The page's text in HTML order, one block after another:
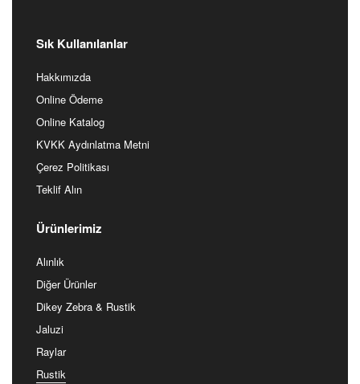
Sık Kullanılanlar
Hakkımızda
Online Ödeme
Online Katalog
KVKK Aydınlatma Metni
Çerez Politikası
Teklif Alın
Ürünlerimiz
Alınlık
Diğer Ürünler
Dikey Zebra & Rustik
Jaluzi
Raylar
Rustik